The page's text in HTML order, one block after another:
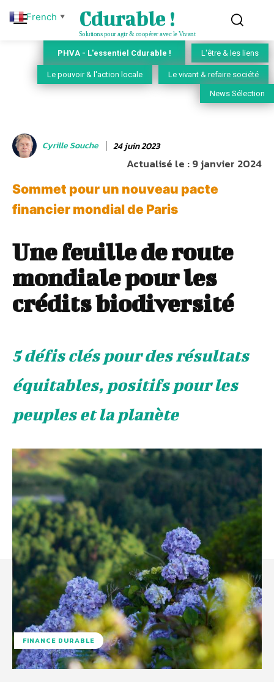
Cdurable !
Solutions pour agir & coopérer avec le Vivant
PHVA - L'essentiel Cdurable ! L'être & les liens
Le pouvoir & l'action locale Le vivant & refaire société
News Sélection
Cyrille Souche 24 juin 2023
Actualisé le :9 janvier 2024
Sommet pour un nouveau pacte
financier mondial de Paris
Une feuille de route
mondiale pour les
crédits biodiversité
5 défis clés pour des résultats
équitables, positifs pour les
peuples et la planète
FINANCE DURABLE
French ▼